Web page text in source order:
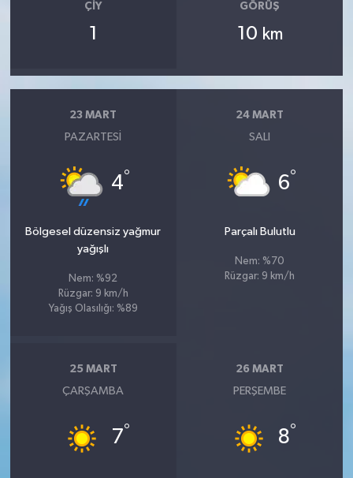
ÇIY
1
GÖRÜŞ
10 km
23 MART
PAZARTESI
4°
Bölgesel düzensiz yağmur
yağışlı
Nem: %92
Rüzgar: 9 km/h
Yağış Olasılığı: %89
24 MART
SALI
6°
Parçalı Bulutlu
Nem: %70
Rüzgar: 9 km/h
25 MART
ÇARŞAMBA
7°
26 MART
PERŞEMBE
8°